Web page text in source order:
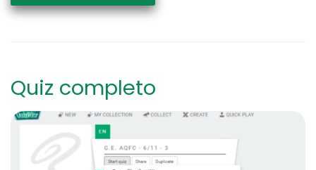
Quiz completo